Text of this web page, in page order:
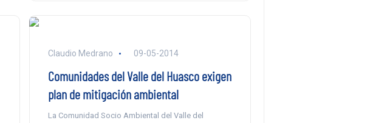
Claudio Medrano 09-05-2014
Comunidades del Valle del Huasco exigen
plan de mitigación ambiental
La Comunidad Socio Ambiental del Valle del